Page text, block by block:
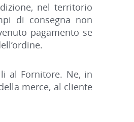
nel territorio
di consegna non
pagamento se
al Fornitore. Ne, in
merce, al cliente